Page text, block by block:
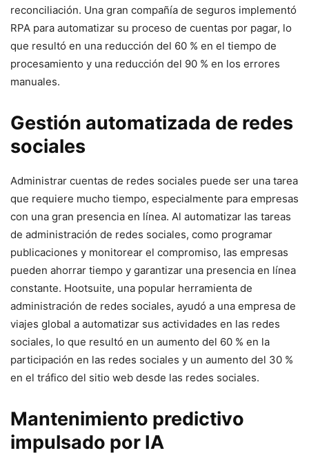
reconciliación. Una gran compañía de seguros implementó
RPA para automatizar su proceso de cuentas por pagar, lo
que resultó en una reducción del 60 % en el tiempo de
procesamiento y una reducción del 90 % en los errores
manuales.
Gestión automatizada de redes
sociales
Administrar cuentas de redes sociales puede ser una tarea
que requiere mucho tiempo, especialmente para empresas
con una gran presencia en línea. Al automatizar las tareas
de administración de redes sociales, como programar
publicaciones y monitorear el compromiso, las empresas
pueden ahorrar tiempo y garantizar una presencia en línea
constante. Hootsuite, una popular herramienta de
administración de redes sociales, ayudó a una empresa de
viajes global a automatizar sus actividades en las redes
sociales, lo que resultó en un aumento del 60 % en la
participación en las redes sociales y un aumento del 30 %
en el tráfico del sitio web desde las redes sociales.
Mantenimiento predictivo
impulsado por IA